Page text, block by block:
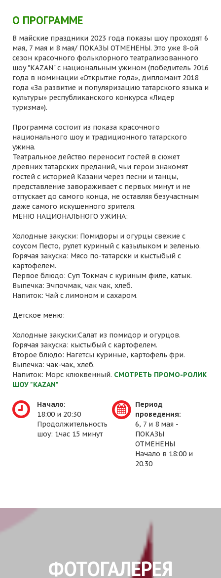
О ПРОГРАММЕ
В майские праздники 2023 года показы шоу проходят 6
мая, 7 мая и 8 мая/ ПОКАЗЫ ОТМЕНЕНЫ. Это уже 8-ой
сезон красочного фольклорного театрализованного
шоу "KAZAN" с национальным ужином (победитель 2016
года в номинации «Открытие года», дипломант 2018
года «За развитие и популяризацию татарского языка и
культуры» республиканского конкурса «Лидер
туризма»).
Программа состоит из показа красочного
национального шоу и традиционного татарского
ужина.
Театральное действо переносит гостей в сюжет
древних татарских преданий, чьи герои знакомят
гостей с историей Казани через песни и танцы,
представление завораживает с первых минут и не
отпускает до самого конца, не оставляя безучастным
даже самого искушенного зрителя.
МЕНЮ НАЦИОНАЛЬНОГО УЖИНА:
Холодные закуски: Помидоры и огурцы свежие с
соусом Песто, рулет куриный с казылыком и зеленью.
Горячая закуска: Мясо по-татарски и кыстыбый с
картофелем.
Первое блюдо: Суп Токмач с куриным филе, катык.
Выпечка: Эчпочмак, чак чак, хлеб.
Напиток: Чай с лимоном и сахаром.
Детское меню:
Холодные закуски:Салат из помидор и огурцов.
Горячая закуска: кыстыбый с картофелем.
Второе блюдо: Нагетсы куриные, картофель фри.
Выпечка: чак-чак, хлеб.
Напиток: Морс клюквенный. СМОТРЕТЬ ПРОМО-РОЛИК
ШОУ "KAZAN"
Начало:
18:00 и 20:30
Продолжительность
шоу: 1час 15 минут
Период
проведения:
6, 7 и 8 мая -
ПОКАЗЫ
ОТМЕНЕНЫ
Начало в 18:00 и
20.30
ФОТОГАЛЕРЕЯ